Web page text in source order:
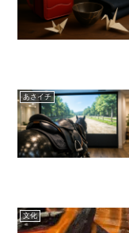
あさイチ
文化